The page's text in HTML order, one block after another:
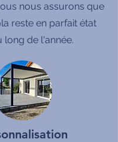
nous assurons que
reste en parfait état
long de l'année.